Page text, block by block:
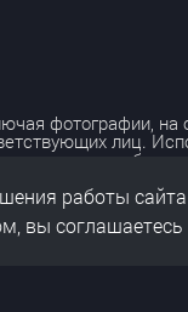
фотографии, на
лиц.
работы сайта
вы соглашаетесь